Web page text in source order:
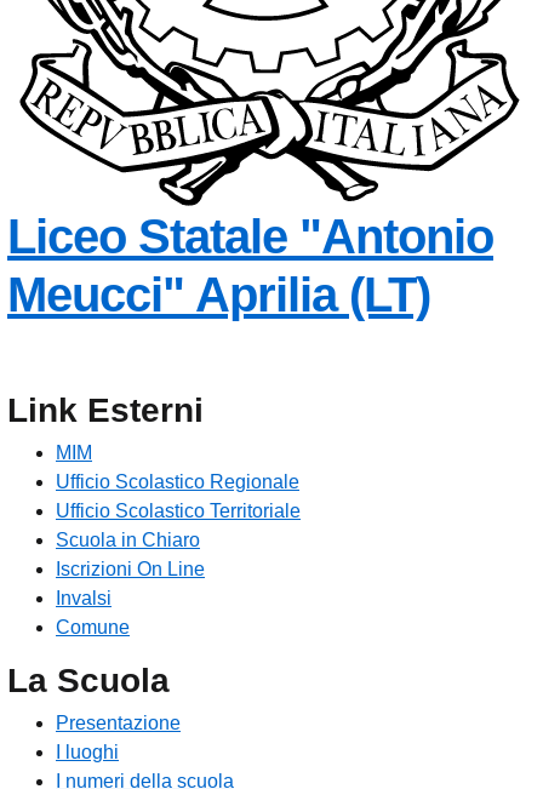
Liceo Statale "Antonio
Meucci" Aprilia (LT)
Link Esterni
MIM
Ufficio Scolastico Regionale
Ufficio Scolastico Territoriale
Scuola in Chiaro
Iscrizioni On Line
Invalsi
Comune
La Scuola
Presentazione
I luoghi
I numeri della scuola